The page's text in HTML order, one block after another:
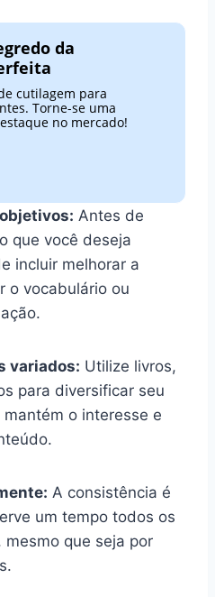
da
cutilagem para
Torne-se uma
no mercado!
Antes de
que você deseja
incluir melhorar a
o vocabulário ou
variados: Utilize livros,
para diversificar seu
o interesse e
A consistência é
um tempo todos os
mesmo que seja por